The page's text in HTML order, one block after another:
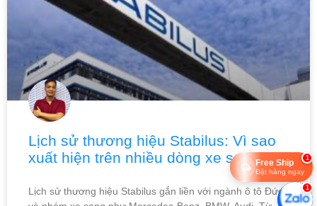
Lịch sử thương hiệu Stabilus: Vì sao
xuất hiện trên nhiều dòng xe sang?
Lịch sử thương hiệu Stabilus gắn liền với ngành ô tô Đức
1
Free Ship
Đặt hàng ngay
1